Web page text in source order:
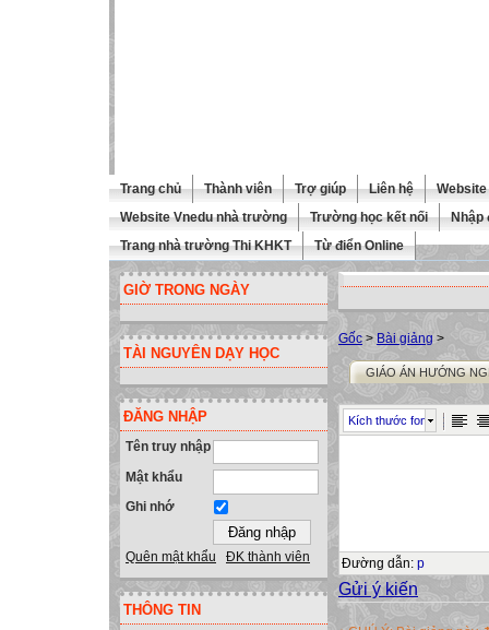
Trang chủ Thành viên Trợ giúp Liên hệ
Website Vnedu nhà trường
Trường học kết nối
Nhập
Trang nhà trường Thi KHKT
Từ điển Online
GIỜ TRONG NGÀY
TÀI NGUYÊN DẠY HỌC
ĐĂNG NHẬP
Tên truy nhập
Mật khẩu
Ghi nhớ
Quên mật khẩu ĐK thành viên
THÔNG TIN
Gốc > Bài giảng >
GIÁO ÁN HƯỚNG
Kích thước font
Đường dẫn: p
Gửi ý kiến